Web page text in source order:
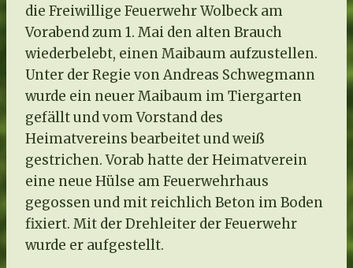
die Freiwillige Feuerwehr Wolbeck am
Vorabend zum 1. Mai den alten Brauch
wiederbelebt, einen Maibaum aufzustellen.
Unter der Regie von Andreas Schwegmann
wurde ein neuer Maibaum im Tiergarten
gefällt und vom Vorstand des
Heimatvereins bearbeitet und weiß
gestrichen. Vorab hatte der Heimatverein
eine neue Hülse am Feuerwehrhaus
gegossen und mit reichlich Beton im Boden
fixiert. Mit der Drehleiter der Feuerwehr
wurde er aufgestellt.